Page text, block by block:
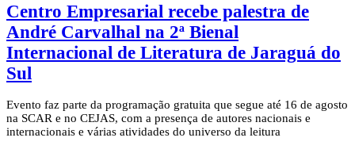
Centro Empresarial recebe palestra de
André Carvalhal na 2ª Bienal
Internacional de Literatura de Jaraguá do
Sul
Evento faz parte da programação gratuita que segue até 16 de agosto
na SCAR e no CEJAS, com a presença de autores nacionais e
internacionais e várias atividades do universo da leitura